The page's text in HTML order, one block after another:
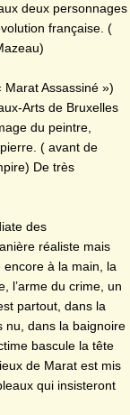
deux personnages
française. (
Assassiné »)
Arts de Bruxelles
du peintre,
( avant de
De très
des
réaliste mais
à la main, la
l’arme du crime, un
partout, dans la
nu, dans la baignoire
bascule la tête
de Marat est mis
qui insisteront